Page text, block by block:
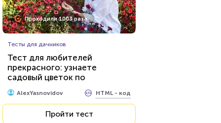
Проходили 1003 раза
Тесты для дачников
Тест для любителей
прекрасного: узнаете
садовый цветок по
фотографии и описанию?
AlexYasnovidov HTML - код
Пройти тест